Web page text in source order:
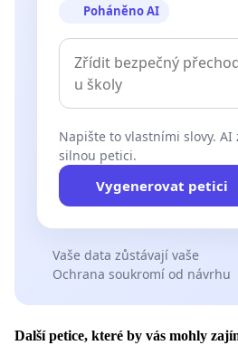
Poháněno AI
Napište to vlastními slovy.
silnou petici.
Vygenerovat petici
Vaše data zůstávají vaše
Ochrana soukromí od návrhu
Další petice, které by vás mohly